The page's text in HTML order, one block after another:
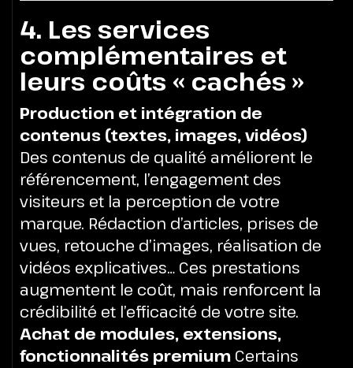
4. Les services
complémentaires et
leurs coûts « cachés »
Production et intégration de
contenus (textes, images, vidéos)
Des contenus de qualité améliorent le
référencement, l’engagement des
visiteurs et la perception de votre
marque. Rédaction d’articles, prises de
vues, retouche d’images, réalisation de
vidéos explicatives… Ces prestations
augmentent le coût, mais renforcent la
crédibilité et l’efficacité de votre site.
Achat de modules, extensions,
fonctionnalités premium Certains